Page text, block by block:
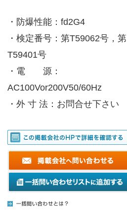
・防爆性能：fd2G4
・検定番号：第T59062号，第
T59401号
・電 源：
AC100Vor200V50/60Hz
・外 寸 法：お問合せ下さい